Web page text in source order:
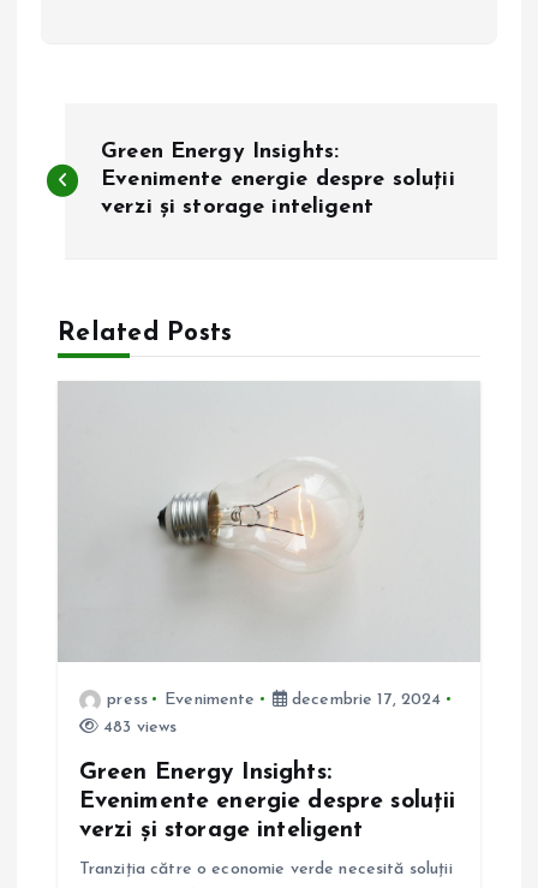
a
g
n
Green Energy Insights:
Evenimente energie despre soluții
verzi și storage inteligent
Related Posts
press Evenimente
decembrie 17, 2024
483 views
Green Energy Insights:
Evenimente energie despre soluții
verzi și storage inteligent
Tranziția către o economie verde necesită soluții